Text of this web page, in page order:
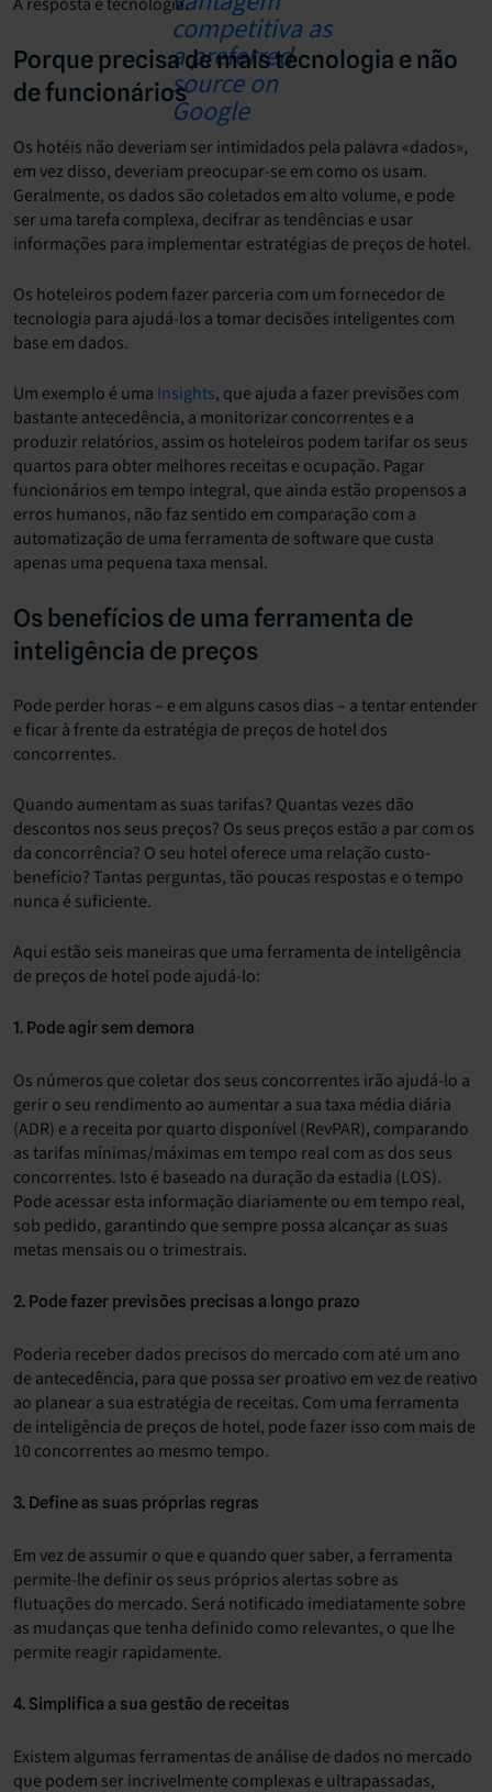
Porque precisa de mais tecnologia e não
de funcionários
Os hotéis não deveriam ser intimidados pela palavra «dados»,
em vez disso, deveriam preocupar-se em como os usam.
Geralmente, os dados são coletados em alto volume, e pode
ser uma tarefa complexa, decifrar as tendências e usar
informações para implementar estratégias de preços de hotel.
Os hoteleiros podem fazer parceria com um fornecedor de
tecnologia para ajudá-los a tomar decisões inteligentes com
base em dados.
Um exemplo é uma Insights, que ajuda a fazer previsões com
bastante antecedência, a monitorizar concorrentes e a
produzir relatórios, assim os hoteleiros podem tarifar os seus
quartos para obter melhores receitas e ocupação. Pagar
funcionários em tempo integral, que ainda estão propensos a
erros humanos, não faz sentido em comparação com a
automatização de uma ferramenta de software que custa
apenas uma pequena taxa mensal.
Os benefícios de uma ferramenta de
inteligência de preços
Pode perder horas – e em alguns casos dias – a tentar entender
e ficar à frente da estratégia de preços de hotel dos
concorrentes.
Quando aumentam as suas tarifas? Quantas vezes dão
descontos nos seus preços? Os seus preços estão a par com os
da concorrência? O seu hotel oferece uma relação custo-
benefício? Tantas perguntas, tão poucas respostas e o tempo
nunca é suficiente.
Aqui estão seis maneiras que uma ferramenta de inteligência
de preços de hotel pode ajudá-lo:
1. Pode agir sem demora
Os números que coletar dos seus concorrentes irão ajudá-lo a
gerir o seu rendimento ao aumentar a sua taxa média diária
(ADR) e a receita por quarto disponível (RevPAR), comparando
as tarifas mínimas/máximas em tempo real com as dos seus
concorrentes. Isto é baseado na duração da estadia (LOS).
Pode acessar esta informação diariamente ou em tempo real,
sob pedido, garantindo que sempre possa alcançar as suas
metas mensais ou o trimestrais.
2. Pode fazer previsões precisas a longo prazo
Poderia receber dados precisos do mercado com até um ano
de antecedência, para que possa ser proativo em vez de reativo
ao planear a sua estratégia de receitas. Com uma ferramenta
de inteligência de preços de hotel, pode fazer isso com mais de
10 concorrentes ao mesmo tempo.
3. Define as suas próprias regras
Em vez de assumir o que e quando quer saber, a ferramenta
permite-lhe definir os seus próprios alertas sobre as
flutuações do mercado. Será notificado imediatamente sobre
as mudanças que tenha definido como relevantes, o que lhe
permite reagir rapidamente.
4. Simplifica a sua gestão de receitas
Existem algumas ferramentas de análise de dados no mercado
que podem ser incrivelmente complexas e ultrapassadas,